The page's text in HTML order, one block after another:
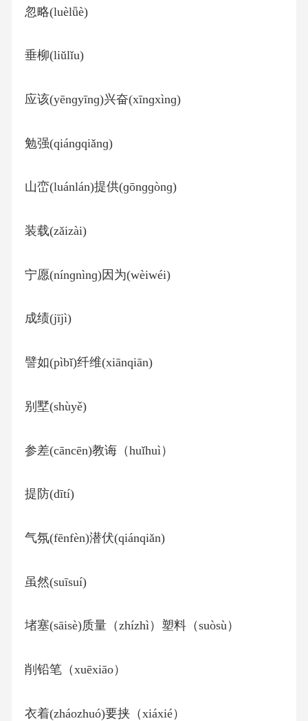
忽略(luèlǖè)
垂柳(liǔlǐu)
应该(yēnɡyīnɡ)兴奋(xīnɡxìnɡ)
勉强(qiánɡqiǎnɡ)
山峦(luánlán)提供(ɡōnɡɡònɡ)
装载(zǎizài)
宁愿(nínɡnìnɡ)因为(wèiwéi)
成绩(jījì)
譬如(pìbǐ)纤维(xiānqiān)
别墅(shùyě)
参差(cāncēn)教诲（huǐhuì）
提防(dītí)
气氛(fēnfèn)潜伏(qiánqiǎn)
虽然(suīsuí)
堵塞(sāisè)质量（zhízhì）塑料（suòsù）
削铅笔（xuēxiāo）
衣着(zháozhuó)要挟（xiáxié）